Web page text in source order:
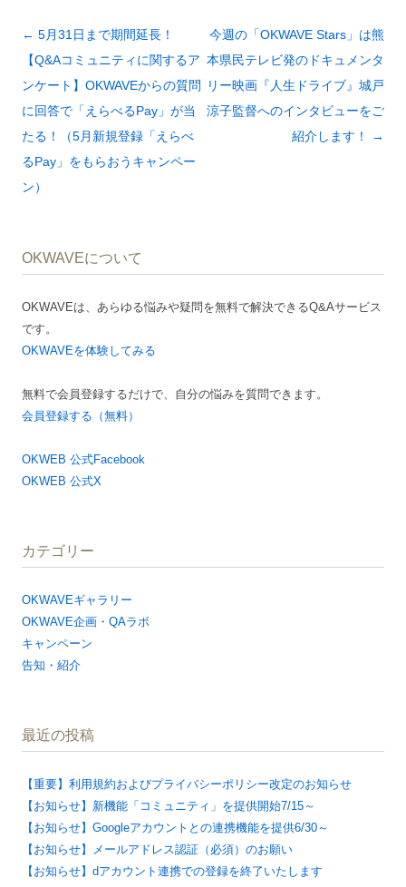
投
稿
ナ
ビ
ゲ
ー
シ
← 5月31日まで期間延長！
【Q&Aコミュニティに関するア
ンケート】OKWAVEからの質問
に回答で「えらべるPay」が当
たる！（5月新規登録「えらべ
るPay」をもらおうキャンペー
ン）
今週の「OKWAVE Stars」は熊
本県民テレビ発のドキュメンタ
リー映画『人生ドライブ』城戸
涼子監督へのインタビューをご
紹介します！
→
OKWAVEについて
OKWAVEは、あらゆる悩みや疑問を無料で解決できるQ&Aサービス
です。
OKWAVEを体験してみる
無料で会員登録するだけで、自分の悩みを質問できます。
会員登録する（無料）
OKWEB 公式Facebook
OKWEB 公式X
カテゴリー
OKWAVEギャラリー
OKWAVE企画・QAラボ
キャンペーン
告知・紹介
最近の投稿
【重要】利用規約およびプライバシーポリシー改定のお知らせ
【お知らせ】新機能「コミュニティ」を提供開始7/15～
【お知らせ】Googleアカウントとの連携機能を提供6/30～
【お知らせ】メールアドレス認証（必須）のお願い
【お知らせ】dアカウント連携での登録を終了いたします